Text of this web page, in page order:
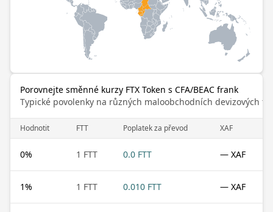
Porovnejte směnné kurzy FTX Token s CFA/BEAC frank
Typické povolenky na různých maloobchodních devizových
Hodnotit FTT Poplatek za převod XAF
0% 1 FTT 0.0 FTT — XAF
1% 1 FTT 0.010 FTT — XAF